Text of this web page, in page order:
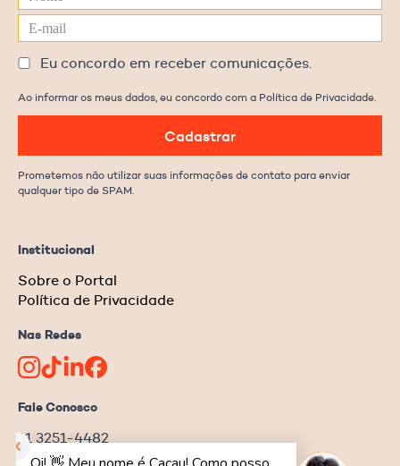
Institucional
Sobre o Portal
Política de Privacidade
Nas Redes
Fale Conosco
11 3251-4482
redacao@ongnews.com.br
Eu concordo em receber comunicações.
Ao informar os meus dados, eu concordo com a Política de Privacidade.
Cadastrar
Prometemos não utilizar suas informações de contato para enviar
qualquer tipo de SPAM.